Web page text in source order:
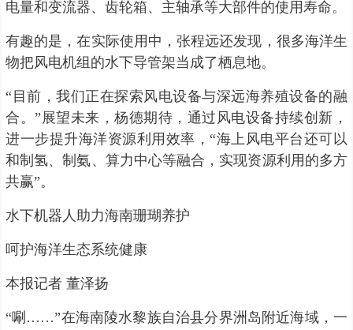
电量和变流器、齿轮箱、主轴承等大部件的使用寿命。
有趣的是，在实际使用中，张程远还发现，很多海洋生
物把风电机组的水下导管架当成了栖息地。
“目前，我们正在探索风电设备与深远海养殖设备的融
合。”展望未来，杨德期待，通过风电设备持续创新，
进一步提升海洋资源利用效率，“海上风电平台还可以
和制氢、制氨、算力中心等融合，实现资源利用的多方
共赢”。
水下机器人助力海南珊瑚养护
呵护海洋生态系统健康
本报记者 董泽扬
“唰……”在海南陵水黎族自治县分界洲岛附近海域，一